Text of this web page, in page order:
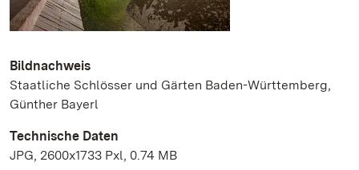
Bildnachweis
Staatliche Schlösser und Gärten Baden-Württemberg,
Günther Bayerl
Technische Daten
JPG, 2600x1733 Pxl, 0.74 MB